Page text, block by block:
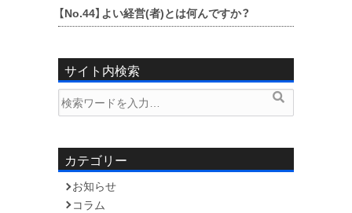
【No.44】 よい経営(者)とは何んですか？
サイト内検索
検
索
容:
カテゴリー
お知らせ
コラム